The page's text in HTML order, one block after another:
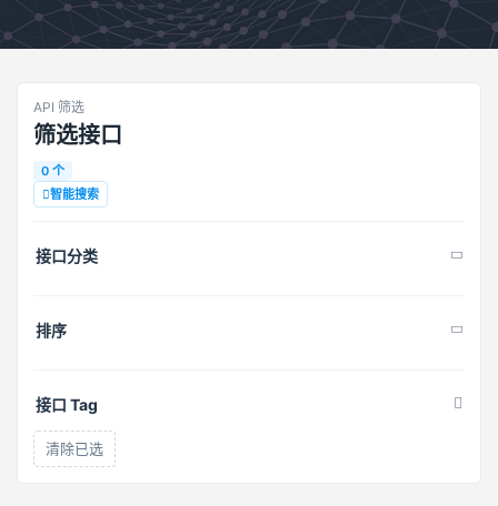
API 筛选
筛选接口
0 个
智能搜索
接口分类
排序
接口 Tag
清除已选